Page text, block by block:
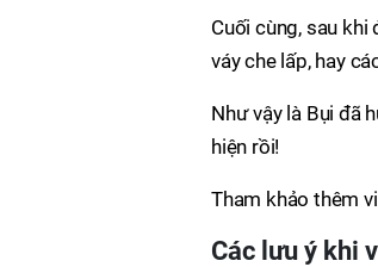
Cuối cùng, sau khi
váy che lấp, hay
Như vậy là Bụi đã
hiện rồi!
Tham khảo thêm
Các lưu ý khi